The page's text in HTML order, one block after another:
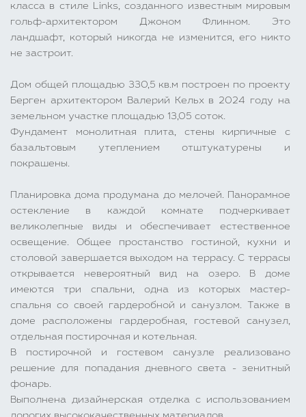
класса в стиле Links, созданного известным мировым
гольф-архитектором Джоном Флинном. Это
ландшафт, который никогда не изменится, его никто
не застроит.
Дом общей площадью 330,5 кв.м построен по проекту
Берген архитектором Валерий Кельх в 2024 году на
земельном участке площадью 13,05 соток.
Фундамент монолитная плита, стены кирпичные с
базальтовым утеплением отштукатурены и
покрашены.
Планировка дома продумана до мелочей. Панорамное
остекление в каждой комнате подчеркивает
великолепные виды и обеспечивает естественное
освещение. Общее простанство гостиной, кухни и
столовой завершается выходом на террасу. С террасы
открывается невероятный вид на озеро. В доме
имеются три спальни, одна из которых мастер-
спальня со своей гардеробной и санузлом. Также в
доме расположены гардеробная, гостевой санузел,
отдельная постирочная и котельная.
В постирочной и гостевом санузле реализовано
решение для попадания дневного света - зенитный
фонарь.
Выполнена дизайнерская отделка с использованием